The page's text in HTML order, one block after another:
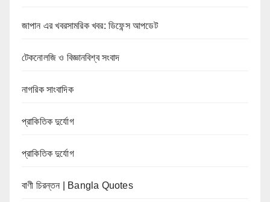
জাপান এর খবরসামরিক খবর: ডিফেন্স আপডেট
টেকনোলজি ও বিজ্ঞানবিশ্ব সংবাদ
নাগরিক সাংবাদিক
প্রাকিতিক দুর্যোগ
প্রাকিতিক দুর্যোগ
বাণী চিরন্তন | Bangla Quotes